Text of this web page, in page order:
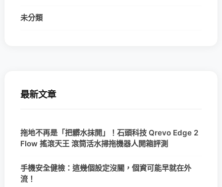
未分類
最新文章
拖地不再是「把髒水抹開」！石頭科技 Qrevo Edge 2
Flow 搖滾天王 滾筒活水掃拖機器人開箱評測
手機安全健檢：這幾個設定沒關，個資可能早就在外
流！